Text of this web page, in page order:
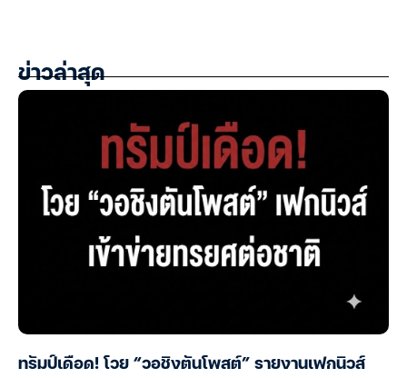
ข่าวล่าสุด
ทรัมป์เดือด! โวย “วอชิงตันโพสต์” รายงานเฟกนิวส์